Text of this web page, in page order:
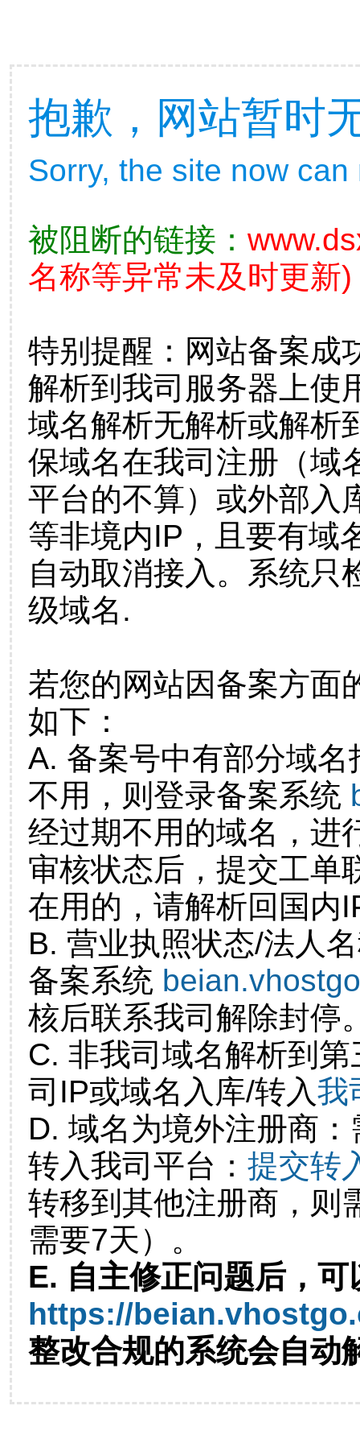
抱歉，网站暂时
Sorry, the site now
被阻断的链接：
名称等异常未及时更新)
特别提醒：网站备案成
解析到我司服务器上使
域名解析无解析或解析
保域名在我司注册（域
平台的不算）或外部入
等非境内IP，且要有域
自动取消接入。系统只
级域名.
若您的网站因备案方面
如下：
A. 备案号中有部分域
不用，则登录备案系统
经过期不用的域名，进
审核状态后，提交工单
在用的，请解析回国内
B. 营业执照状态/法人
备案系统
核后联系我司解除封停
C. 非我司域名解析到
司IP或域名入库/转入我
D. 域名为境外注册商
转入我司平台： 提交转
转移到其他注册商，则
需要7天）。
E. 自主修正问题后，可
https://
整改合规的系统会自动